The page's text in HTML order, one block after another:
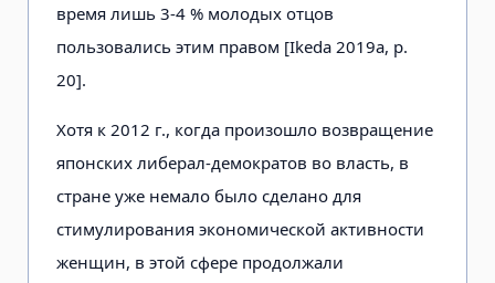
время лишь 3-4 % молодых отцов
пользовались этим правом [Ikeda 2019а, р.
20].
Хотя к 2012 г., когда произошло возвращение
японских либерал-демократов во власть, в
стране уже немало было сделано для
стимулирования экономической активности
женщин, в этой сфере продолжали